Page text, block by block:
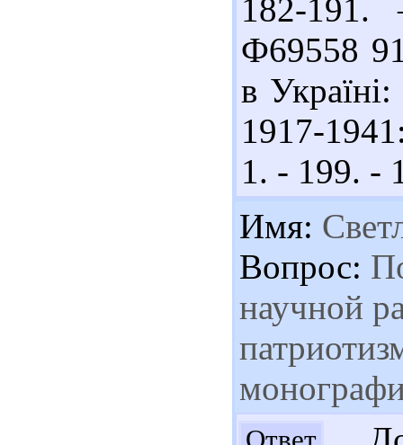
182-191.
Ф69558
в
1917-
1. - 199. -
Имя:
Вопрос:
научной